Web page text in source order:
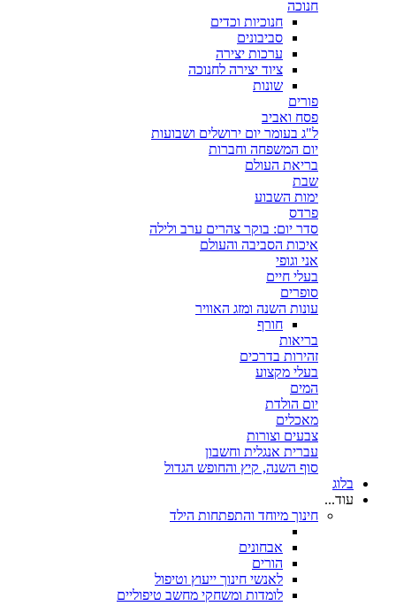
חנוכה
חנוכיות וכדים
סביבונים
ערכות יצירה
ציוד יצירה לחנוכה
שונות
פורים
פסח ואביב
ל"ג בעומר יום ירושלים ושבועות
יום המשפחה וחברות
בריאת העולם
שבת
ימות השבוע
פרדס
סדר יום: בוקר צהרים ערב ולילה
איכות הסביבה והעולם
אני וגופי
בעלי חיים
סופרים
עונות השנה ומזג האוויר
חורף
בריאות
זהירות בדרכים
בעלי מקצוע
המים
יום הולדת
מאכלים
צבעים וצורות
עברית אנגלית וחשבון
סוף השנה, קיץ והחופש הגדול
בלוג
עוד...
חינוך מיוחד והתפתחות הילד
אבחונים
הורים
לאנשי חינוך ייעוץ וטיפול
לומדות ומשחקי מחשב טיפוליים